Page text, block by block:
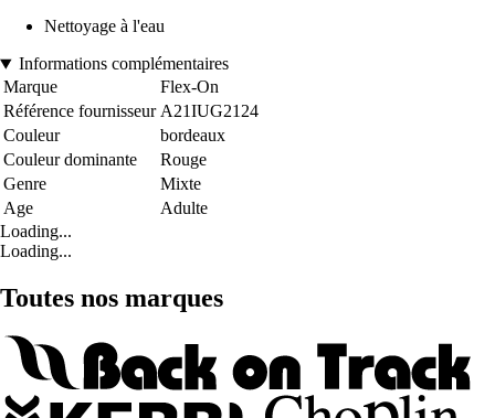
Nettoyage à l'eau
Informations complémentaires
Marque
Flex-On
Référence fournisseur A21IUG2124
Couleur
bordeaux
Couleur dominante
Rouge
Genre
Mixte
Age
Adulte
Loading...
Loading...
Toutes nos marques